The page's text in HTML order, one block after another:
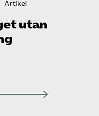
Artikel
utan